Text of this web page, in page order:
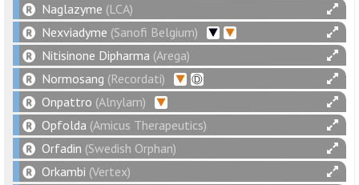
Naglazyme (LCA)
Nexviadyme (Sanofi Belgium)
Nitisinone Dipharma (Arega)
Normosang (Recordati)
Onpattro (Alnylam)
Opfolda (Amicus Therapeutics)
Orfadin (Swedish Orphan)
Orkambi (Vertex)